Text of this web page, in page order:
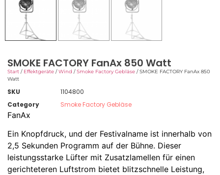
SMOKE FACTORY FanAx 850 Watt
Start / Effektgeräte /Wind /Smoke Factory Gebläse / SMOKE FACTORY FanAx 850
Watt
SKU
1104800
Category
Smoke Factory Gebläse
FanAx
Ein Knopfdruck, und der Festivalname ist innerhalb von
2,5 Sekunden Programm auf der Bühne. Dieser
leistungsstarke Lüfter mit Zusatzlamellen für einen
gerichteteren Luftstrom bietet blitzschnelle Leistung,